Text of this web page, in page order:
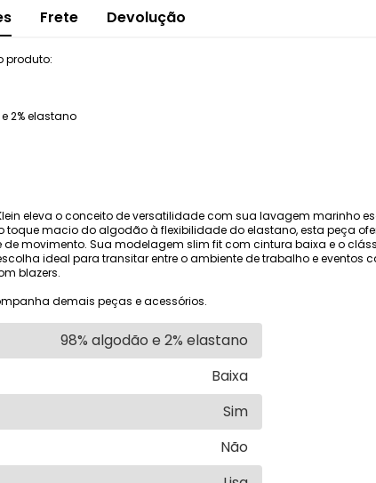
Frete Devolução
produto:
2% elastano
eleva o conceito de versatilidade com sua lavagem marinho
toque macio do algodão à flexibilidade do elastano, esta peça
movimento. Sua modelagem slim fit com cintura baixa e o
ideal para transitar entre o ambiente de trabalho e
blazers.
demais peças e acessórios.
98% algodão e 2% elastano
Baixa
Sim
Não